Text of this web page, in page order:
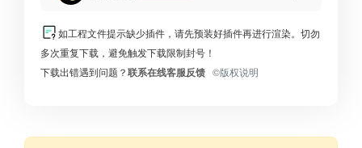
如工程文件提示缺少插件，请先预装好插件再进行渲染。切勿
多次重复下载，避免触发下载限制封号！
下载出错遇到问题？联系在线客服反馈 ©版权说明